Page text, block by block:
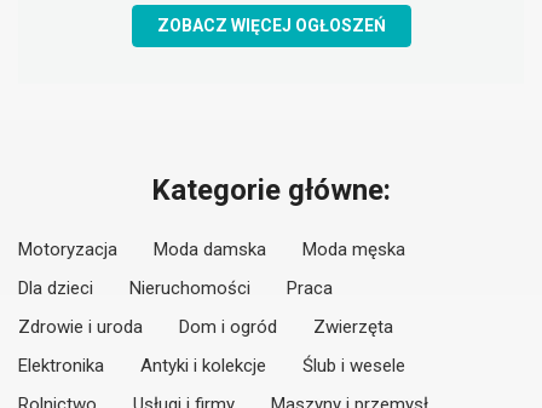
ZOBACZ WIĘCEJ OGŁOSZEŃ
Kategorie główne:
Motoryzacja Moda damska
Moda męska
Dla dzieci
Nieruchomości
Praca
Zdrowie i uroda
Dom i ogród
Zwierzęta
Elektronika
Antyki i kolekcje
Ślub i wesele